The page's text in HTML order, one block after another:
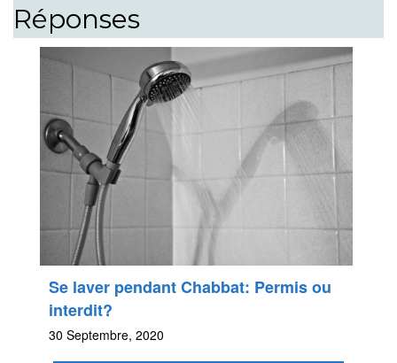
Réponses
Se laver pendant Chabbat: Permis ou
interdit?
30 Septembre, 2020